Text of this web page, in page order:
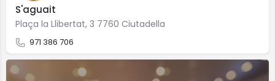
S'aguait
Plaça la Llibertat, 3 7760 Ciutadella
971 386 706